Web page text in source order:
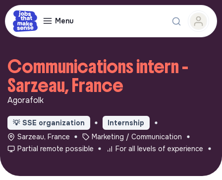
Menu
Communications intern -
Sarzeau, France
Agorafolk
💡 SSE organization
Internship
Sarzeau, France
Marketing / Communication
Partial remote possible
For all levels of experience